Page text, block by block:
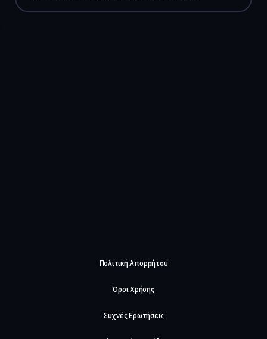
Πολιτική Απορρήτου
Όροι Χρήσης
Συχνές Ερωτήσεις